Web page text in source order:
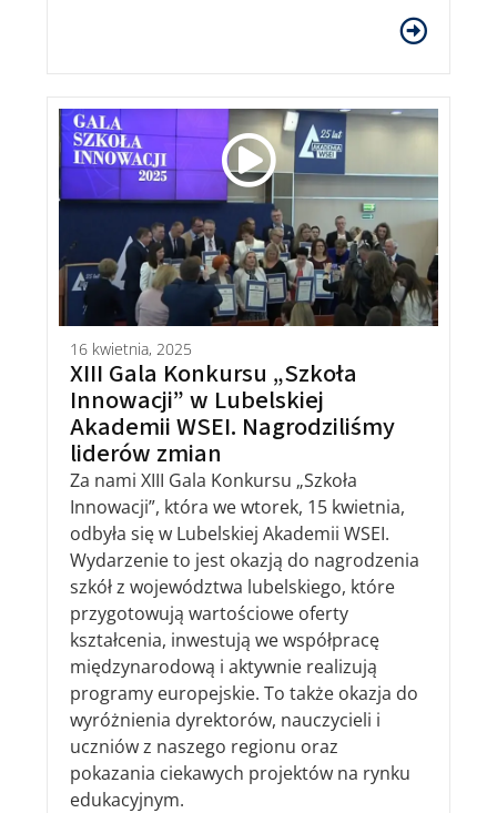
16 kwietnia, 2025
XIII Gala Konkursu „Szkoła
Innowacji” w Lubelskiej
Akademii WSEI. Nagrodziliśmy
liderów zmian
Za nami XIII Gala Konkursu „Szkoła
Innowacji”, która we wtorek, 15 kwietnia,
odbyła się w Lubelskiej Akademii WSEI.
Wydarzenie to jest okazją do nagrodzenia
szkół z województwa lubelskiego, które
przygotowują wartościowe oferty
kształcenia, inwestują we współpracę
międzynarodową i aktywnie realizują
programy europejskie. To także okazja do
wyróżnienia dyrektorów, nauczycieli i
uczniów z naszego regionu oraz
pokazania ciekawych projektów na rynku
edukacyjnym.